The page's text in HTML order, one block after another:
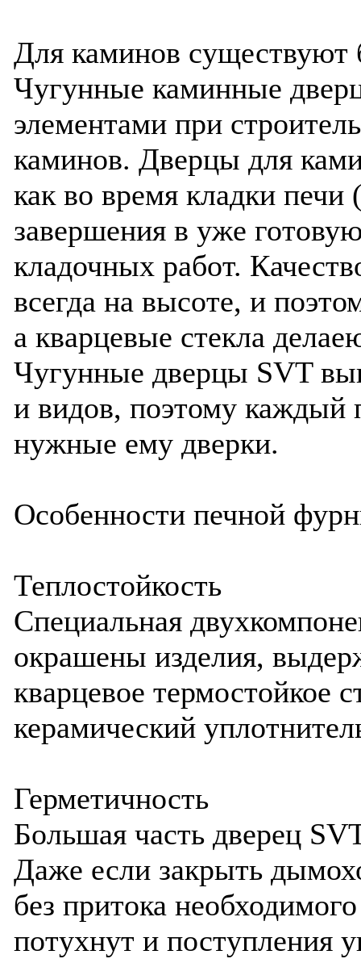
Для каминов существуют
Чугунные каминные
элементами при
каминов. Дверцы для
как во время кладки печи
завершения в уже
кладочных работ.
всегда на высоте, и
а кварцевые стекла
Чугунные дверцы SVT
и видов, поэтому каждый
нужные ему дверки.
Особенности печной
Теплостойкость
Специальная
окрашены изделия,
кварцевое термостойкое
керамический
Герметичность
Большая часть дверец
Даже если закрыть
без притока
потухнут и поступления